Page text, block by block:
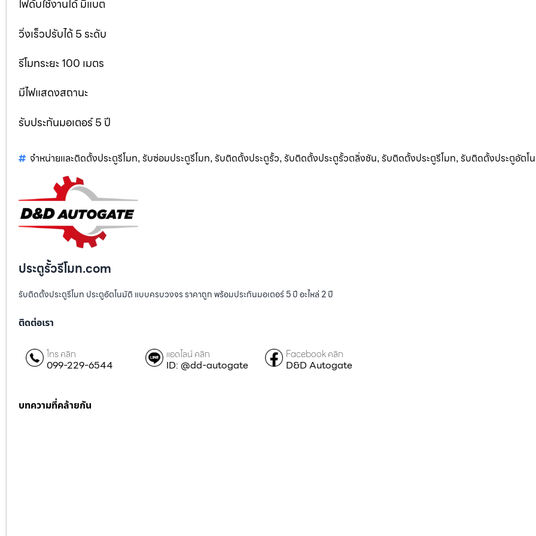
ไฟดับใช้งานได้ มีแบต
วิ่งเร็วปรับได้ 5 ระดับ
รีโมทระยะ 100 เมตร
มีไฟแสดงสถานะ
รับประกันมอเตอร์ 5 ปี
จำหน่ายและติดตั้งประตูรีโมท, รับซ่อมประตูรีโมท, รับติดตั้งประตูรั้ว, รับติดตั้งประตูรั้วตลิ่งชัน, รับติดตั้งประตูรีโมท, รับติดตั้งประตูอัตโ
ประตูรั้วรีโมท.com
รับติดตั้งประตูรีโมท ประตูอัตโนมัติ แบบครบวงจร ราคาถูก พร้อมประกันมอเตอร์ 5 ปี อะไหล่ 2 ปี
ติดต่อเรา
โทร คลิก
099-229-6544
แอดไลน์ คลิก
ID: @dd-autogate
Facebook คลิก
D&D Autogate
บทความที่คล้ายกัน